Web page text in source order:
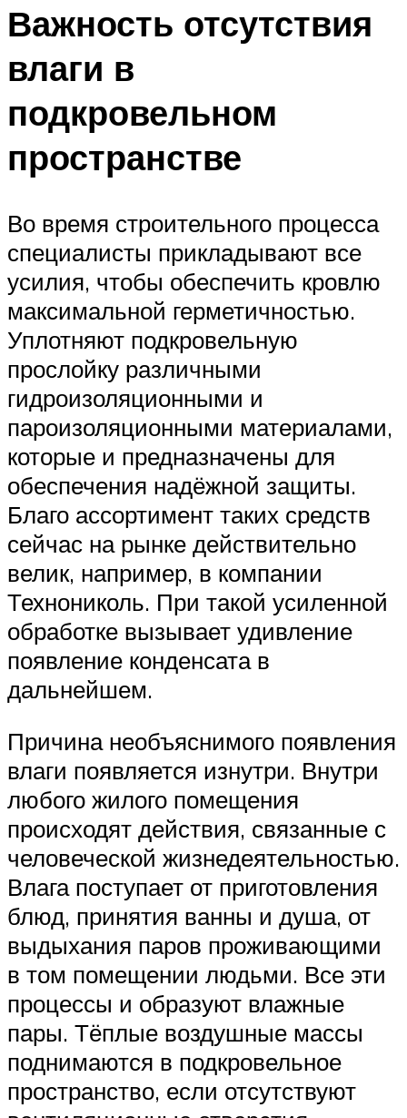
Важность отсутствия
влаги в
подкровельном
пространстве
Во время строительного процесса
специалисты прикладывают все
усилия, чтобы обеспечить кровлю
максимальной герметичностью.
Уплотняют подкровельную
прослойку различными
гидроизоляционными и
пароизоляционными материалами,
которые и предназначены для
обеспечения надёжной защиты.
Благо ассортимент таких средств
сейчас на рынке действительно
велик, например, в компании
Технониколь. При такой усиленной
обработке вызывает удивление
появление конденсата в
дальнейшем.
Причина необъяснимого появления
влаги появляется изнутри. Внутри
любого жилого помещения
происходят действия, связанные с
человеческой жизнедеятельностью.
Влага поступает от приготовления
блюд, принятия ванны и душа, от
выдыхания паров проживающими
в том помещении людьми. Все эти
процессы и образуют влажные
пары. Тёплые воздушные массы
поднимаются в подкровельное
пространство, если отсутствуют